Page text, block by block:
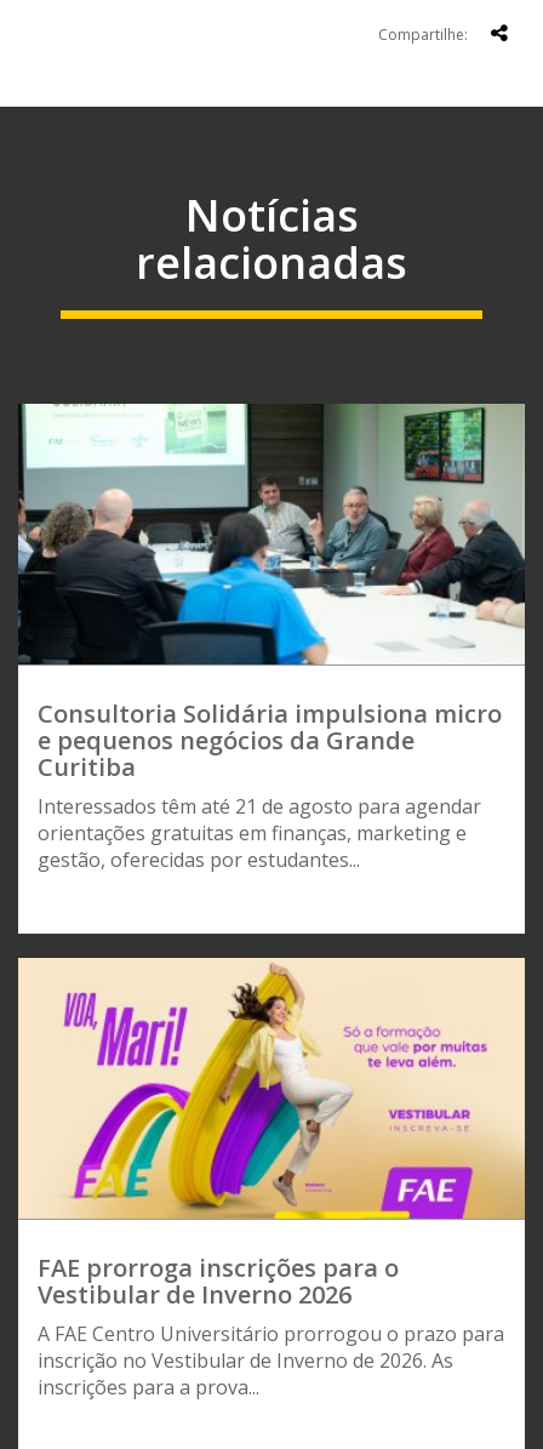
Compartilhe:
Notícias
relacionadas
Consultoria Solidária impulsiona micro
e pequenos negócios da Grande
Curitiba
Interessados têm até 21 de agosto para agendar
orientações gratuitas em finanças, marketing e
gestão, oferecidas por estudantes...
FAE prorroga inscrições para o
Vestibular de Inverno 2026
A FAE Centro Universitário prorrogou o prazo para
inscrição no Vestibular de Inverno de 2026. As
inscrições para a prova...